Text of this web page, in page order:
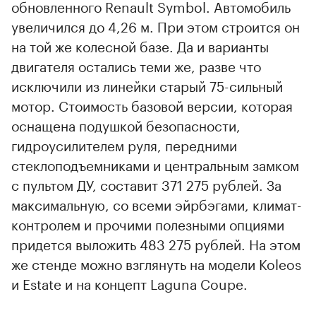
обновленного Renault Symbol. Автомобиль
увеличился до 4,26 м. При этом строится он
на той же колесной базе. Да и варианты
двигателя остались теми же, разве что
исключили из линейки старый 75-сильный
мотор. Стоимость базовой версии, которая
оснащена подушкой безопасности,
гидроусилителем руля, передними
стеклоподъемниками и центральным замком
с пультом ДУ, составит 371 275 рублей. За
максимальную, со всеми эйрбэгами, климат-
контролем и прочими полезными опциями
придется выложить 483 275 рублей. На этом
же стенде можно взглянуть на модели Koleos
и Estate и на концепт Laguna Coupe.